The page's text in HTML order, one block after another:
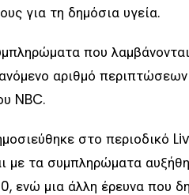
για τη δημόσια υγεία.
που
αριθμό
NBC.
στο περιοδικό
με τα συμπληρώματα
ενώ μια άλλη έρευνα που